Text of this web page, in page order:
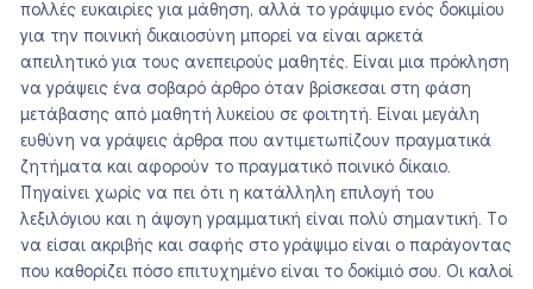
πολλές ευκαιρίες για μάθηση, αλλά το γράψιμο ενός δοκιμίου
για την ποινική δικαιοσύνη μπορεί να είναι αρκετά
απειλητικό για τους ανεπειρούς μαθητές. Είναι μια πρόκληση
να γράψεις ένα σοβαρό άρθρο όταν βρίσκεσαι στη φάση
μετάβασης από μαθητή λυκείου σε φοιτητή. Είναι μεγάλη
ευθύνη να γράψεις άρθρα που αντιμετωπίζουν πραγματικά
ζητήματα και αφορούν το πραγματικό ποινικό δίκαιο.
Πηγαίνει χωρίς να πει ότι η κατάλληλη επιλογή του
λεξιλόγιου και η άψογη γραμματική είναι πολύ σημαντική. Το
να είσαι ακριβής και σαφής στο γράψιμο είναι ο παράγοντας
που καθορίζει πόσο επιτυχημένο είναι το δοκίμιό σου. Οι καλοί